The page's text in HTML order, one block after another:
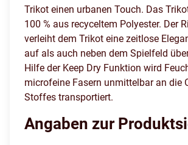
Trikot einen urbanen Touch. Das
100 % aus recyceltem Polyester. Der
verleiht dem Trikot eine zeitlose
auf als auch neben dem Spielfeld
Hilfe der Keep Dry Funktion wird
microfeine Fasern unmittelbar an die
Stoffes transportiert.
Angaben zur